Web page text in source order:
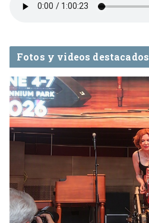
Fotos y videos destacados